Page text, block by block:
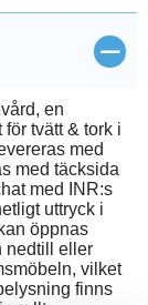
Stäng
en
tvätt & tork i
med
med täcksida
med INR:s
uttryck i
öppnas
nedtill eller
vilket
finns